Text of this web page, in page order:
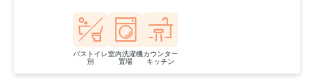
バストイレ
別
室内洗濯機
置場
カウンター
キッチン